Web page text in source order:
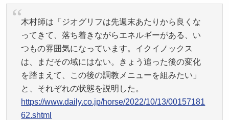
木村師は「ジオグリフは先週末あたりから良くな
ってきて、落ち着きながらエネルギーがある、い
つもの雰囲気になっています。イクイノックス
は、まだその域にはない。きょう追った後の変化
を踏まえて、この後の調教メニューを組みたい」
と、それぞれの状態を説明した。
https://www.daily.co.jp/horse/2022/10/13/00157181
62.shtml